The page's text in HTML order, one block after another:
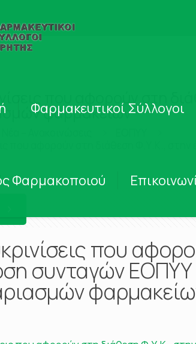
Φαρμακευτικοί Σύλλογοι
Φαρμακοποιού
που αφορούν στη
φαρμακείων
που
συνταγών ΕΟΠΥΥ